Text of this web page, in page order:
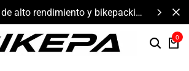
alto rendimiento y bikepacking
0